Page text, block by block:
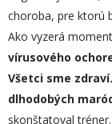
choroba, pre ktorú
Ako vyzerá
vírusového
Všetci sme
dlhodobých
skonštatoval tréner.